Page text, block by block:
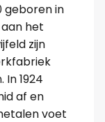
geboren in
het
zijn
1924
af en
voet